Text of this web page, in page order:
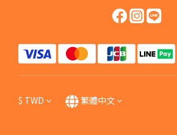
$ TWD 繁體中文